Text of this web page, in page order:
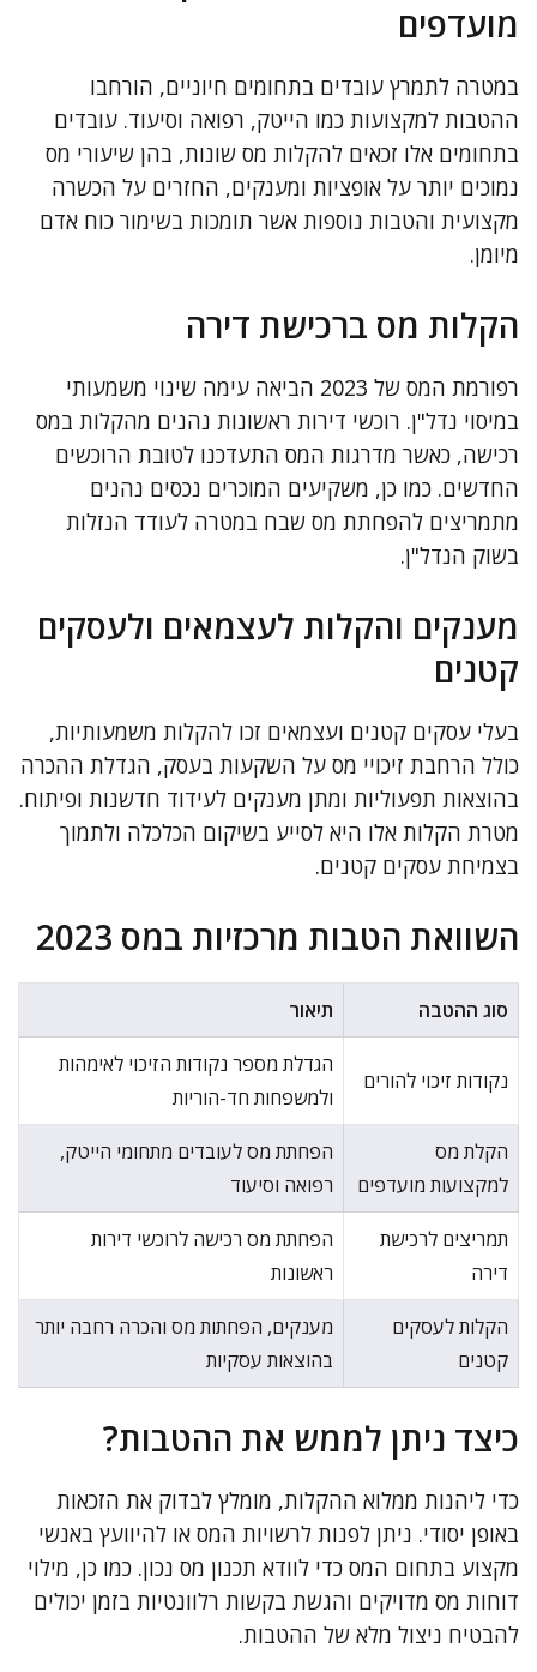
מועדפים
במטרה לתמרץ עובדים בתחומים חיוניים, הורחבו
ההטבות למקצועות כמו הייטק, רפואה וסיעוד. עובדים
בתחומים אלו זכאים להקלות מס שונות, בהן שיעורי מס
נמוכים יותר על אופציות ומענקים, החזרים על הכשרה
מקצועית והטבות נוספות אשר תומכות בשימור כוח אדם
מיומן.
הקלות מס ברכישת דירה
רפורמת המס של 2023 הביאה עימה שינוי משמעותי
במיסוי נדל"ן. רוכשי דירות ראשונות נהנים מהקלות במס
רכישה, כאשר מדרגות המס התעדכנו לטובת הרוכשים
החדשים. כמו כן, משקיעים המוכרים נכסים נהנים
מתמריצים להפחתת מס שבח במטרה לעודד הנזלות
בשוק הנדל"ן.
מענקים והקלות לעצמאים ולעסקים
קטנים
בעלי עסקים קטנים ועצמאים זכו להקלות משמעותיות,
כולל הרחבת זיכויי מס על השקעות בעסק, הגדלת ההכרה
בהוצאות תפעוליות ומתן מענקים לעידוד חדשנות ופיתוח.
מטרת הקלות אלו היא לסייע בשיקום הכלכלה ולתמוך
בצמיחת עסקים קטנים.
השוואת הטבות מרכזיות במס 2023
סוג ההטבה תיאור
נקודות זיכוי להורים
הגדלת מספר נקודות הזיכוי לאימהות
ולמשפחות חד-הוריות
הקלת מס
למקצועות מועדפים
הפחתת מס לעובדים מתחומי הייטק,
רפואה וסיעוד
תמריצים לרכישת
דירה
הפחתת מס רכישה לרוכשי דירות
ראשונות
הקלות לעסקים
קטנים
מענקים, הפחתות מס והכרה רחבה יותר
בהוצאות עסקיות
כיצד ניתן לממש את ההטבות?
כדי ליהנות ממלוא ההקלות, מומלץ לבדוק את הזכאות
באופן יסודי. ניתן לפנות לרשויות המס או להיוועץ באנשי
מקצוע בתחום המס כדי לוודא תכנון מס נכון. כמו כן, מילוי
דוחות מס מדויקים והגשת בקשות רלוונטיות בזמן יכולים
להבטיח ניצול מלא של ההטבות.